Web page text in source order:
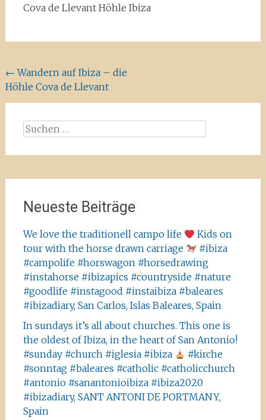
Cova de Llevant Höhle Ibiza
Beitragsnavigation
← Wandern auf Ibiza – die
Höhle Cova de Llevant
Suchen
Neueste Beiträge
We love the traditionell campo life
Kids on
tour with the horse drawn carriage
#ibiza
#campolife #horswagon #horsedrawing
#instahorse #ibizapics #countryside #nature
#goodlife #instagood #instaibiza #baleares
#ibizadiary, San Carlos, Islas Baleares, Spain
In sundays it’s all about churches. This one is
the oldest of Ibiza, in the heart of San Antonio!
#sunday #church #iglesia #ibiza
#kirche
#sonntag #baleares #catholic #catholicchurch
#antonio #sanantonioibiza #ibiza2020
#ibizadiary, SANT ANTONI DE PORTMANY,
Spain